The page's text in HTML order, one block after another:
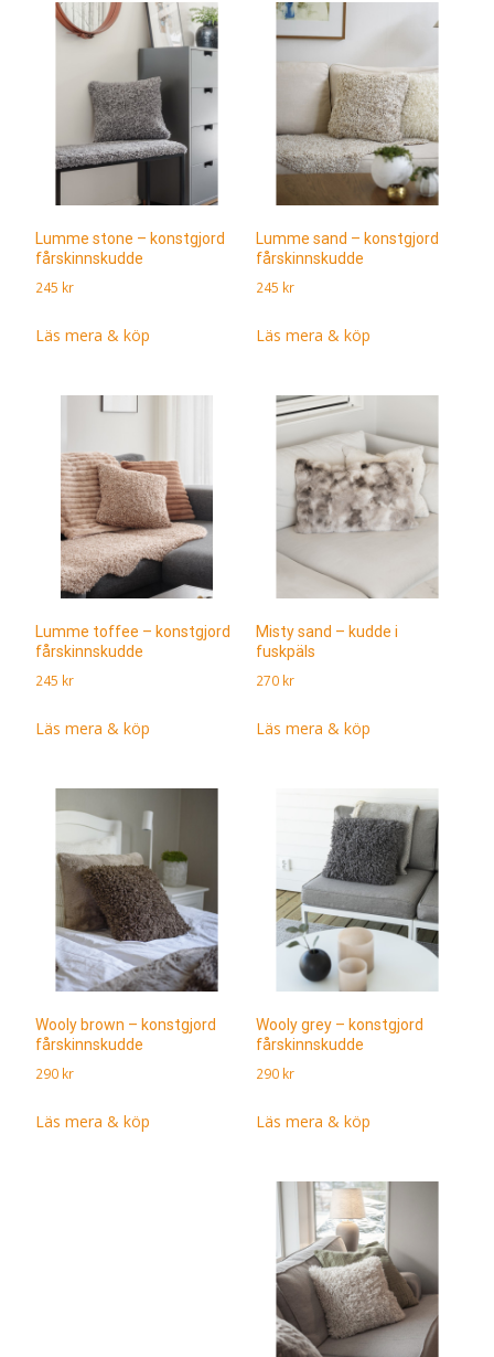
Lumme stone – konstgjord
fårskinnskudde
245 kr
Läs mera & köp
Lumme sand – konstgjord
fårskinnskudde
245 kr
Läs mera & köp
Lumme toffee – konstgjord
fårskinnskudde
245 kr
Läs mera & köp
Misty sand – kudde i
fuskpäls
270 kr
Läs mera & köp
Wooly brown – konstgjord
fårskinnskudde
290 kr
Läs mera & köp
Wooly grey – konstgjord
fårskinnskudde
290 kr
Läs mera & köp